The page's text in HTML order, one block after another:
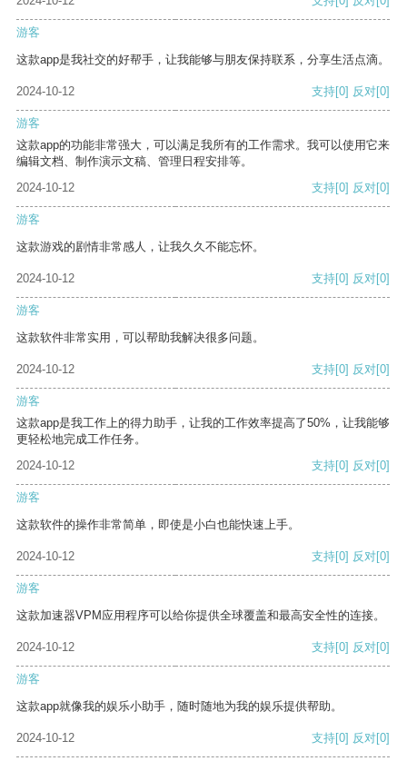
游客
这款app是我社交的好帮手，让我能够与朋友保持联系，分享生活点滴。
2024-10-12 支持[0] 反对[0]
游客
这款app的功能非常强大，可以满足我所有的工作需求。我可以使用它来
编辑文档、制作演示文稿、管理日程安排等。
2024-10-12
支持[0] 反对[0]
游客
这款游戏的剧情非常感人，让我久久不能忘怀。
2024-10-12 支持[0] 反对[0]
游客
这款软件非常实用，可以帮助我解决很多问题。
2024-10-12 支持[0] 反对[0]
游客
这款app是我工作上的得力助手，让我的工作效率提高了50%，让我能够
更轻松地完成工作任务。
2024-10-12
支持[0] 反对[0]
游客
这款软件的操作非常简单，即使是小白也能快速上手。
2024-10-12 支持[0] 反对[0]
游客
这款加速器VPM应用程序可以给你提供全球覆盖和最高安全性的连接。
2024-10-12 支持[0] 反对[0]
游客
这款app就像我的娱乐小助手，随时随地为我的娱乐提供帮助。
2024-10-12 支持[0] 反对[0]